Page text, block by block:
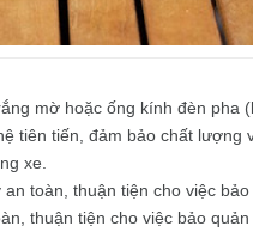
mờ hoặc ống kính đèn pha
tiên tiến, đảm bảo chất lượng
xe.
toàn, thuận tiện cho việc
thuận tiện cho việc bảo